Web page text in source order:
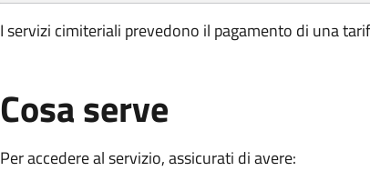
I servizi cimiteriali prevedono il pagamento di una
Cosa serve
Per accedere al servizio, assicurati di avere: